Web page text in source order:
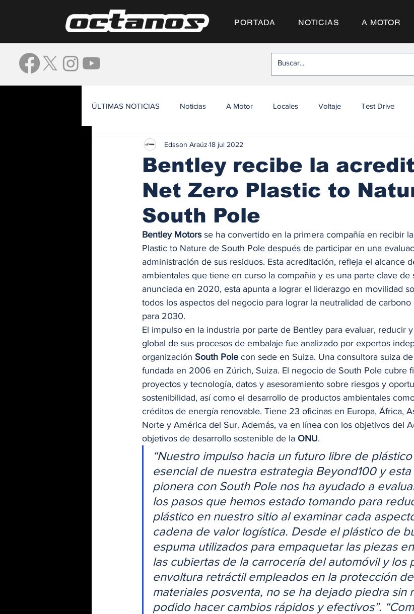
PORTADA NOTICIAS A MOTOR
ÚLTIMAS NOTICIAS Noticias A Motor Locales Voltaje Test Drive
Bentley recibe la
Net Zero Plastic to
South Pole
Edsson Araúz 18 jul 2022
Bentley Motors se ha convertido en la primera compañía en recibir
Plastic to Nature de South Pole después de participar en una
administración de sus residuos. Esta acreditación, refleja el alcance
ambientales que tiene en curso la compañía y es una parte clave de
anunciada en 2020, esta apunta a lograr el liderazgo en movilidad
todos los aspectos del negocio para lograr la neutralidad de
para 2030.
El impulso en la industria por parte de Bentley para evaluar, reducir
global de sus procesos de embalaje fue analizado por expertos
organización South Pole con sede en Suiza. Una consultora suiza
fundada en 2006 en Zúrich, Suiza. El negocio de South Pole cubre
proyectos y tecnología, datos y asesoramiento sobre riesgos y
sostenibilidad, así como el desarrollo de productos ambientales
créditos de energía renovable. Tiene 23 oficinas en Europa, África,
Norte y América del Sur. Además, va en línea con los objetivos del
objetivos de desarrollo sostenible de la ONU.
“Nuestro impulso hacia un futuro libre de
esencial de nuestra estrategia Beyond100 y
pionera con South Pole nos ha ayudado a
los pasos que hemos estado tomando para
plástico en nuestro sitio al examinar cada
cadena de valor logística. Desde el plástico de
espuma utilizados para empaquetar las piezas
las cubiertas de la carrocería del automóvil y los
envoltura retráctil empleados en la protección
materiales posventa, no se ha dejado piedra sin
podido hacer cambios rápidos y efectivos”.